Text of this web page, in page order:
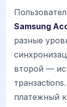
Samsung
разные
второй —
платежный